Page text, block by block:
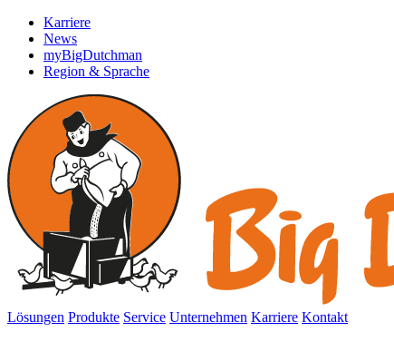
Karriere
News
myBigDutchman
Region & Sprache
Lösungen Produkte Service Unternehmen Karriere Kontakt